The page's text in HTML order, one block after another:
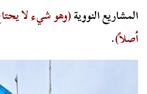
المشاريع النووية(وهو شيء لا
أصلاً).